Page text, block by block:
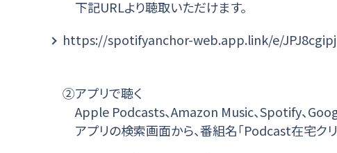
下記URLより聴取いただけます。
https://spotifyanchor-web.app.link/e/
②アプリで聴く
Apple Podcasts、Amazon Music、Spotify、
アプリの検索画面から、番組名「Podcast在宅クリ